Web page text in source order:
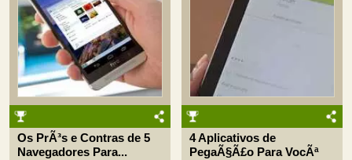
Os PrÃ³s e Contras de 5
Navegadores Para...
4 Aplicativos de
PegaÃ§Ã£o Para VocÃª